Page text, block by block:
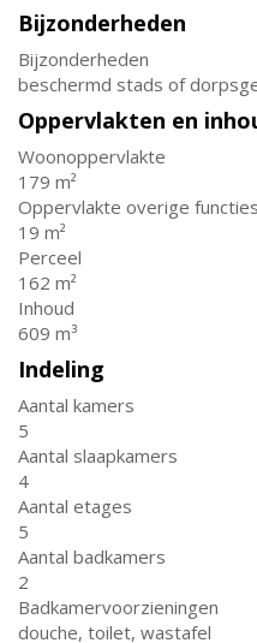
Bijzonderheden
Bijzonderheden
beschermd stads of
Oppervlakten en
Woonoppervlakte
179 m²
Oppervlakte overige functies
19 m²
Perceel
162 m²
Inhoud
609 m³
Indeling
Aantal kamers
5
Aantal slaapkamers
4
Aantal etages
5
Aantal badkamers
2
Badkamervoorzieningen
douche, toilet, wastafel